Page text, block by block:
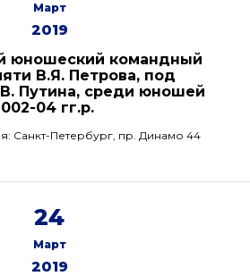
Март
2019
юношеский командный
В.Я. Петрова, под
Путина, среди юношей
04 гг.р.
Санкт-Петербург, пр. Динамо 44
24
Март
2019